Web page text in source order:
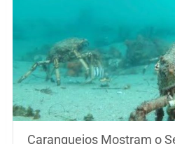
Caranguejos Mostram o